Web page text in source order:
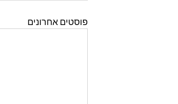
פוסטים אחרונים